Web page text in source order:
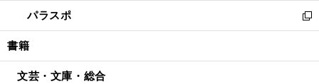
で
開
ド
ウ
開
ィ
ン
ウ
し
い
ウ
ン
パラスポ
新
し
ウ
書籍
文芸・文庫・総合